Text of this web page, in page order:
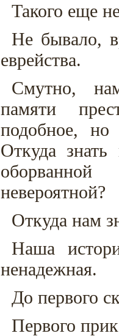
Такого еще
Не бывало,
еврейства.
Смутно,
памяти
подобное,
Откуда
невероятной?
Откуда нам
Наша
ненадежная.
До первого
Первого